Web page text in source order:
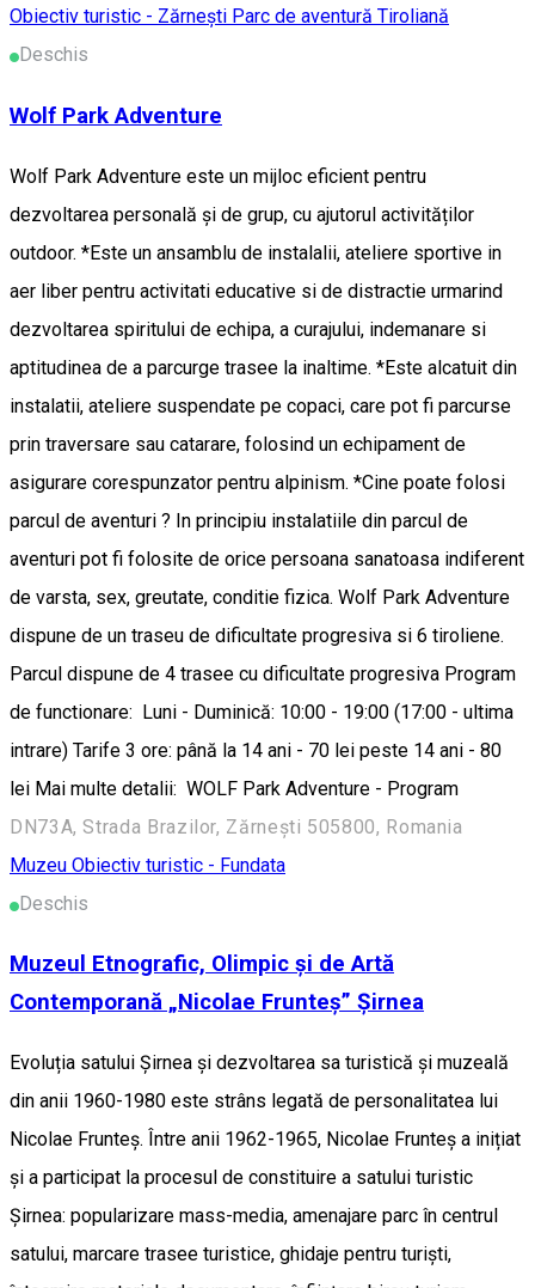
Obiectiv turistic - Zărnești Parc de aventură Tiroliană
Deschis
Wolf Park Adventure
Wolf Park Adventure este un mijloc eficient pentru
dezvoltarea personală și de grup, cu ajutorul activităților
outdoor. *Este un ansamblu de instalalii, ateliere sportive in
aer liber pentru activitati educative si de distractie urmarind
dezvoltarea spiritului de echipa, a curajului, indemanare si
aptitudinea de a parcurge trasee la inaltime. *Este alcatuit din
instalatii, ateliere suspendate pe copaci, care pot fi parcurse
prin traversare sau catarare, folosind un echipament de
asigurare corespunzator pentru alpinism. *Cine poate folosi
parcul de aventuri ? In principiu instalatiile din parcul de
aventuri pot fi folosite de orice persoana sanatoasa indiferent
de varsta, sex, greutate, conditie fizica. Wolf Park Adventure
dispune de un traseu de dificultate progresiva si 6 tiroliene.
Parcul dispune de 4 trasee cu dificultate progresiva Program
de functionare: Luni - Duminică: 10:00 - 19:00 (17:00 - ultima
intrare) Tarife 3 ore: până la 14 ani - 70 lei peste 14 ani - 80
lei Mai multe detalii: WOLF Park Adventure - Program
DN73A, Strada Brazilor, Zărnești 505800, Romania
Muzeu Obiectiv turistic - Fundata
Deschis
Muzeul Etnografic, Olimpic și de Artă
Contemporană „Nicolae Frunteș” Șirnea
Evoluția satului Șirnea și dezvoltarea sa turistică și muzeală
din anii 1960-1980 este strâns legată de personalitatea lui
Nicolae Frunteș. Între anii 1962-1965, Nicolae Frunteș a inițiat
și a participat la procesul de constituire a satului turistic
Șirnea: popularizare mass-media, amenajare parc în centrul
satului, marcare trasee turistice, ghidaje pentru turiști,